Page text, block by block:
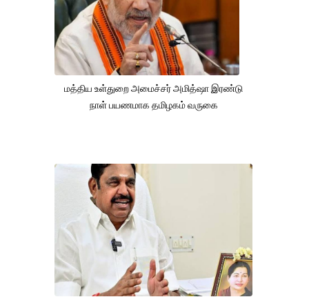
மத்திய உள்துறை அமைச்சர் அமித்ஷா இரண்டு
நாள் பயணமாக தமிழகம் வருகை